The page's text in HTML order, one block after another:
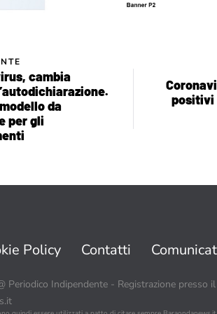
cambia
da
per gli
positivi
Policy Contatti
Periodico Indipendente - Registrazione presso